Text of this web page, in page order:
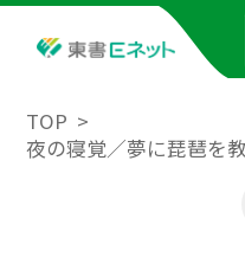
TOP
夜の寝覚／夢に琵琶を